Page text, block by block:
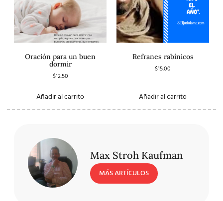
Oración para un buen
dormir
$12.50
Añadir al carrito
Refranes rabínicos
$15.00
Añadir al carrito
Max Stroh Kaufman
MÁS ARTÍCULOS